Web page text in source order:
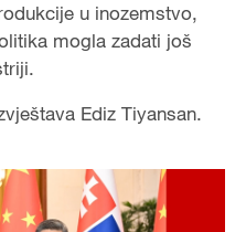
u inozemstvo,
mogla zadati još
Ediz Tiyansan.